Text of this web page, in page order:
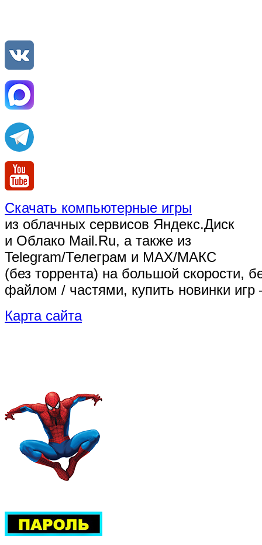
Скачать компьютерные игры
из облачных сервисов Яндекс.Диск
и Облако Mail.Ru, а также из
Telegram/Телеграм и MAX/МАКС
(без торрента) на большой скорости,
файлом / частями, купить новинки
Карта сайта